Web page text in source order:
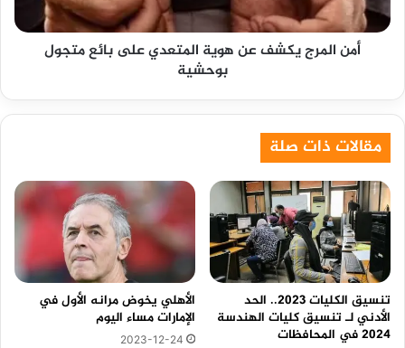
بائع
متجول
بوحشيةأمن المرج يكشف عن هوية المتعدي على بائع متجول
بوحشية
مقالات ذات صلة
تنسيق الكليات 2023.. الحد
الأدني لـ تنسيق كليات الهندسة
2024 في المحافظات
الأهلي يخوض مرانه الأول في
الإمارات مساء اليوم
2023-12-24